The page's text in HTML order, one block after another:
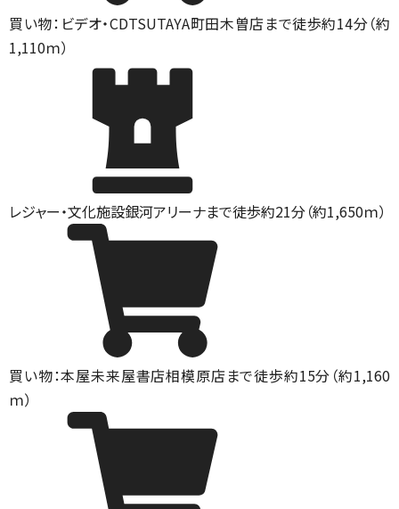
買い物：ビデオ・CDTSUTAYA町田木曽店まで徒歩約14分（約
1,110ｍ）
レジャー・文化施設銀河アリーナまで徒歩約21分（約1,650ｍ）
買い物：本屋未来屋書店相模原店まで徒歩約15分（約1,160
ｍ）